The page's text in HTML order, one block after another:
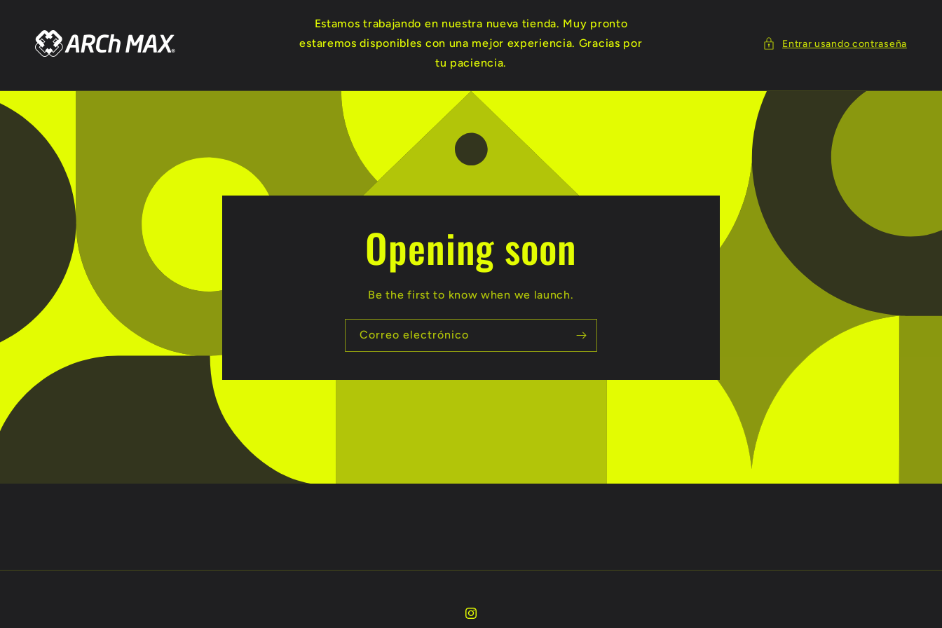
al contenido
Estamos trabajando en nuestra nueva tienda. Muy pronto
estaremos disponibles con una mejor experiencia. Gracias por
tu paciencia.
Entrar usando contraseña
Opening soon
Be the first to know when we launch.
Correo electrónico
Instagram